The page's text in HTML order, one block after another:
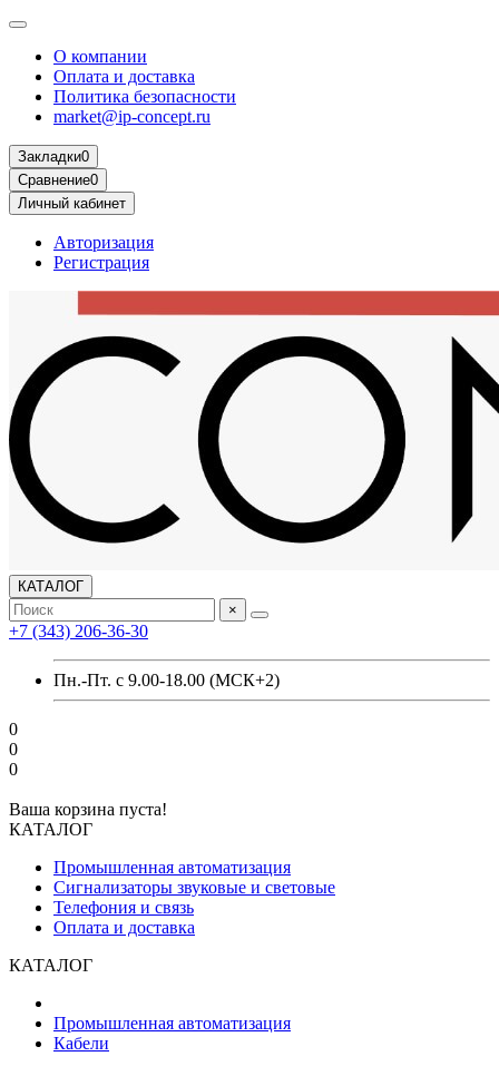
О компании
Оплата и доставка
Политика безопасности
market@ip-concept.ru
Закладки0
Сравнение0
Личный кабинет
Авторизация
Регистрация
КАТАЛОГ
×
+7 (343) 206-36-30
Пн.-Пт. с 9.00-18.00 (МСК+2)
0
0
0
Ваша корзина пуста!
КАТАЛОГ
Промышленная автоматизация
Сигнализаторы звуковые и световые
Телефония и связь
Оплата и доставка
КАТАЛОГ
Промышленная автоматизация
Кабели